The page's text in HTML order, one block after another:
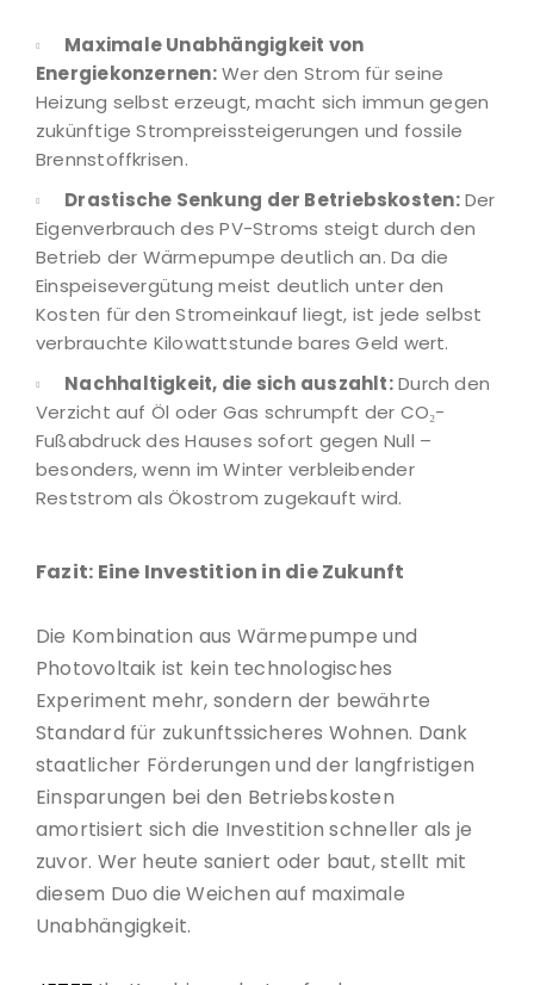
Maximale Unabhängigkeit von
Energiekonzernen:Wer den Strom für seine
Heizung selbst erzeugt, macht sich immun gegen
zukünftige Strompreissteigerungen und fossile
Brennstoffkrisen.
Drastische Senkung der Betriebskosten:Der
Eigenverbrauch des PV-Stroms steigt durch den
Betrieb der Wärmepumpe deutlich an. Da die
Einspeisevergütung meist deutlich unter den
Kosten für den Stromeinkauf liegt, ist jede selbst
verbrauchte Kilowattstunde bares Geld wert.
Nachhaltigkeit, die sich auszahlt:Durch den
Verzicht auf Öl oder Gas schrumpft der CO₂-
Fußabdruck des Hauses sofort gegen Null –
besonders, wenn im Winter verbleibender
Reststrom als Ökostrom zugekauft wird.
Fazit: Eine Investition in die Zukunft
Die Kombination aus Wärmepumpe und
Photovoltaik ist kein technologisches
Experiment mehr, sondern der bewährte
Standard für zukunftssicheres Wohnen. Dank
staatlicher Förderungen und der langfristigen
Einsparungen bei den Betriebskosten
amortisiert sich die Investition schneller als je
zuvor. Wer heute saniert oder baut, stellt mit
diesem Duo die Weichen auf maximale
Unabhängigkeit.